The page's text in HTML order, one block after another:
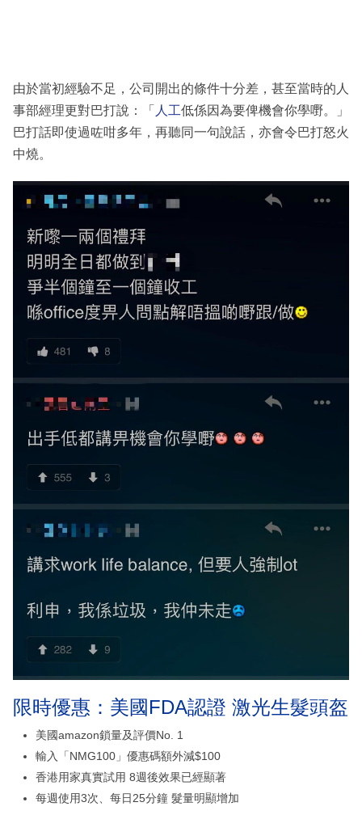
由於當初經驗不足，公司開出的條件十分差，甚至當時的人
事部經理更對巴打說：「 人工低係因為要俾機會你學嘢。」
巴打話即使過咗咁多年，再聽同一句說話，亦會令巴打怒火
中燒。
限時優惠：美國FDA認證 激光生髮頭盔
美國amazon鎖量及評價No. 1
輸入「NMG100」優惠碼額外減$100
香港用家真實試用 8週後效果已經顯著
每週使用3次、每日25分鐘 髮量明顯增加